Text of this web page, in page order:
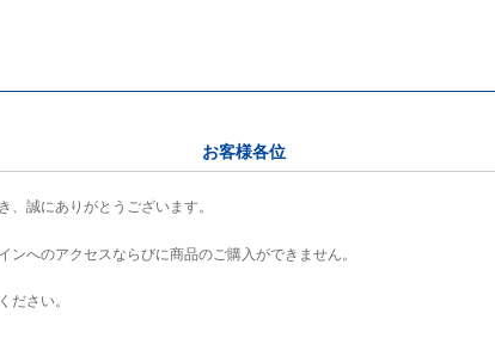
お客様各位
、誠にありがとうございます。
へのアクセスならびに商品のご購入ができません。
ださい。